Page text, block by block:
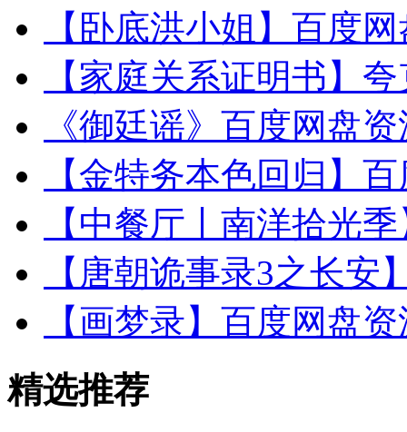
【卧底洪小姐】百度
【家庭关系证明书】
《御廷谣》百度网盘
【金特务本色回归】
【中餐厅丨南洋拾光
【唐朝诡事录3之长安
【画梦录】百度网盘
精选推荐